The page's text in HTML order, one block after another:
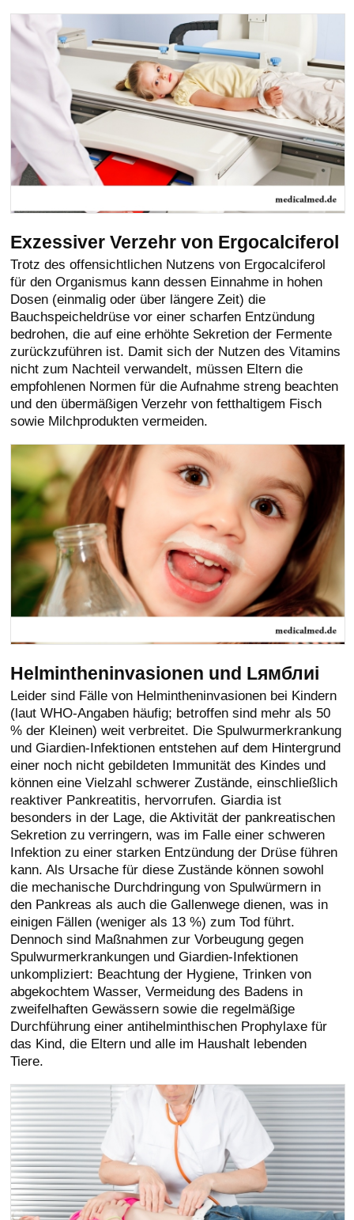
Exzessiver Verzehr von Ergocalciferol
Trotz des offensichtlichen Nutzens von Ergocalciferol
für den Organismus kann dessen Einnahme in hohen
Dosen (einmalig oder über längere Zeit) die
Bauchspeicheldrüse vor einer scharfen Entzündung
bedrohen, die auf eine erhöhte Sekretion der Fermente
zurückzuführen ist. Damit sich der Nutzen des Vitamins
nicht zum Nachteil verwandelt, müssen Eltern die
empfohlenen Normen für die Aufnahme streng beachten
und den übermäßigen Verzehr von fetthaltigem Fisch
sowie Milchprodukten vermeiden.
Helmintheninvasionen und Lямблиi
Leider sind Fälle von Helmintheninvasionen bei Kindern
(laut WHO-Angaben häufig; betroffen sind mehr als 50
% der Kleinen) weit verbreitet. Die Spulwurmerkrankung
und Giardien-Infektionen entstehen auf dem Hintergrund
einer noch nicht gebildeten Immunität des Kindes und
können eine Vielzahl schwerer Zustände, einschließlich
reaktiver Pankreatitis, hervorrufen. Giardia ist
besonders in der Lage, die Aktivität der pankreatischen
Sekretion zu verringern, was im Falle einer schweren
Infektion zu einer starken Entzündung der Drüse führen
kann. Als Ursache für diese Zustände können sowohl
die mechanische Durchdringung von Spulwürmern in
den Pankreas als auch die Gallenwege dienen, was in
einigen Fällen (weniger als 13 %) zum Tod führt.
Dennoch sind Maßnahmen zur Vorbeugung gegen
Spulwurmerkrankungen und Giardien-Infektionen
unkompliziert: Beachtung der Hygiene, Trinken von
abgekochtem Wasser, Vermeidung des Badens in
zweifelhaften Gewässern sowie die regelmäßige
Durchführung einer antihelminthischen Prophylaxe für
das Kind, die Eltern und alle im Haushalt lebenden
Tiere.